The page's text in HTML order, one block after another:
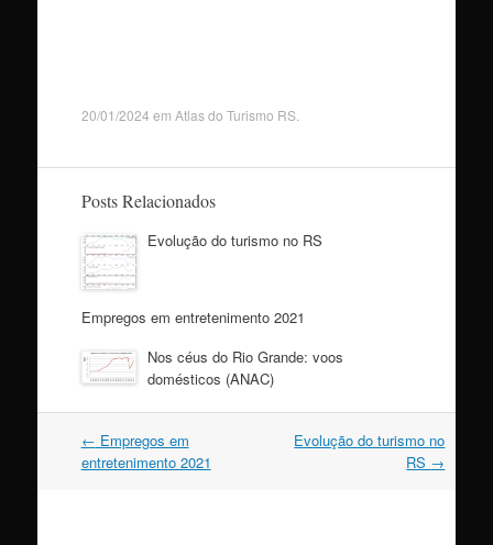
20/01/2024 em Atlas do Turismo RS.
Posts Relacionados
Evolução do turismo no RS
Empregos em entretenimento 2021
Nos céus do Rio Grande: voos
domésticos (ANAC)
Navegação
do
← Empregos em
entretenimento 2021
Evolução do turismo no
RS →